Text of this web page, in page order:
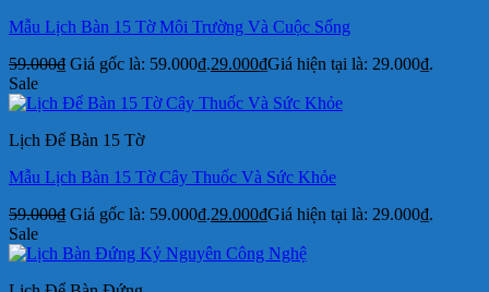
Mẫu Lịch Bàn 15 Tờ Môi Trường Và Cuộc Sống
59.000₫ Giá gốc là: 59.000₫.29.000₫Giá hiện tại là: 29.000₫.
Sale
Lịch Để Bàn 15 Tờ
Mẫu Lịch Bàn 15 Tờ Cây Thuốc Và Sức Khỏe
59.000₫ Giá gốc là: 59.000₫.29.000₫Giá hiện tại là: 29.000₫.
Sale